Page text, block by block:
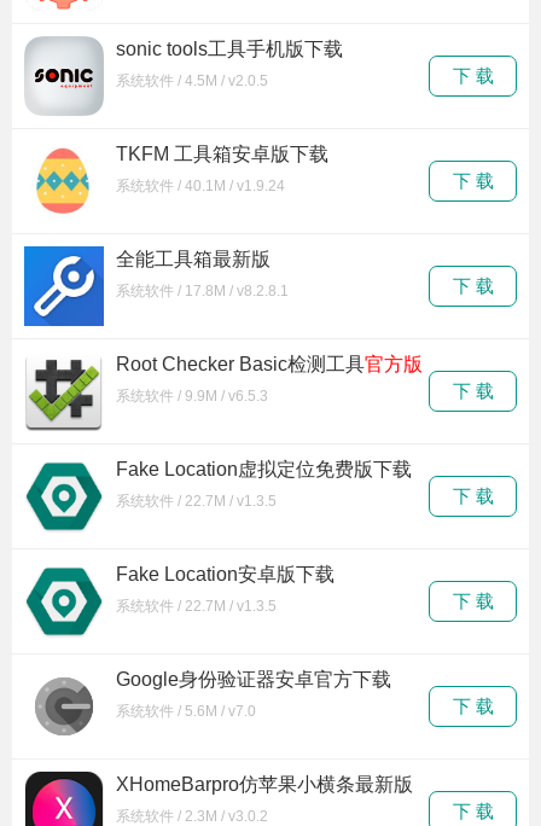
sonic tools工具手机版下载
系统软件 / 4.5M / v2.0.5 下 载
TKFM 工具箱安卓版下载
系统软件 / 40.1M / v1.9.24 下 载
全能工具箱最新版
系统软件 / 17.8M / v8.2.8.1 下 载
Root Checker Basic检测工具官方版
系统软件 / 9.9M / v6.5.3 下 载
Fake Location虚拟定位免费版下载
系统软件 / 22.7M / v1.3.5 下 载
Fake Location安卓版下载
系统软件 / 22.7M / v1.3.5 下 载
Google身份验证器安卓官方下载
系统软件 / 5.6M / v7.0 下 载
XHomeBarpro仿苹果小横条最新版
系统软件 / 2.3M / v3.0.2 下 载